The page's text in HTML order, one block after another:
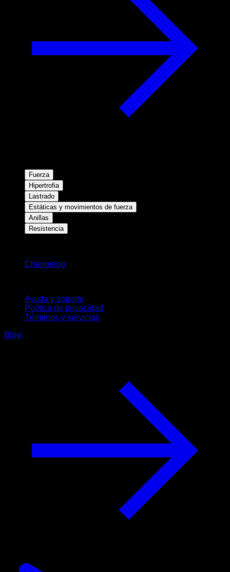
Fuerza
Hipertrofia
Lastrado
Estáticas y movimientos de fuerza
Anillas
Resistencia
Changelog
Ayuda y soporte
Política de privacidad
Términos y servicios
Blog